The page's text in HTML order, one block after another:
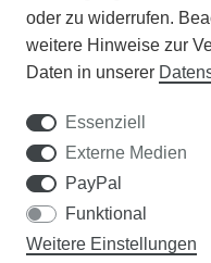
WISSENSWERTES
DER WEG ZUM
Samen Rohde GmbH
oder zu widerrufen.
weitere Hinweise zur
Daten in unserer
Essenziell
Externe Medien
PayPal
Funktional
Weitere Einstellungen